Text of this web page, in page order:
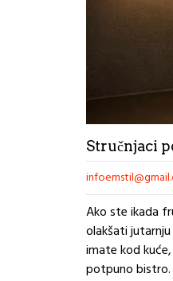
Stručnjaci
Ako ste ikada
olakšati
imate kod
potpuno